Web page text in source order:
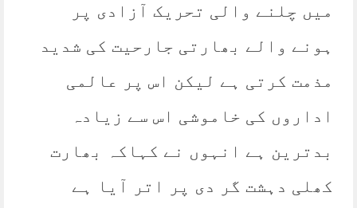
میں چلنے والی تحریک آزادی پر
ہونے والے بھارتی جارحیت کی شدید
مذمت کرتی ہے لیکن اس پر عالمی
اداروں کی خاموشی اس سے زیادہ
بدترین ہے انہوں نے کہاکہ بھارت
کھلی دہشت گر دی پر اتر آیا ہے